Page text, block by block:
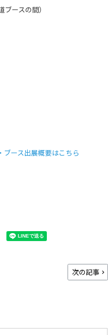
ースの間）
ブース出展概要はこちら
次の記事